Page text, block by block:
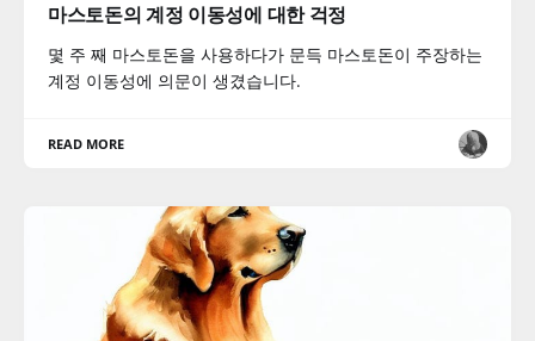
마스토돈의 계정 이동성에 대한 걱정
몇 주 째 마스토돈을 사용하다가 문득 마스토돈이 주장하는
계정 이동성에 의문이 생겼습니다.
READ MORE